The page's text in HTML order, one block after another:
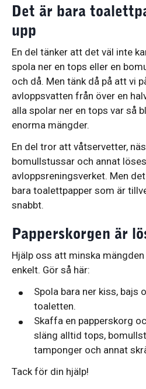
Det är bara
upp
En del tänker att det väl inte
spola ner en tops eller en
och då. Men tänk då på att vi
avloppsvatten från över en
alla spolar ner en tops var så
enorma mängder.
En del tror att våtservetter,
bomullstussar och annat
avloppsreningsverket. Men
bara toalettpapper som är
snabbt.
Papperskorgen är
Hjälp oss att minska
enkelt. Gör så här:
Spola bara ner kiss, bajs
toaletten.
Skaffa en papperskorg
släng alltid tops,
tamponger och annat
Tack för din hjälp!